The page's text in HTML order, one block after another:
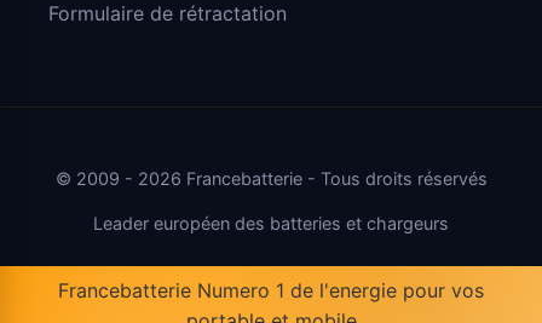
Formulaire de rétractation
© 2009 - 2026 Francebatterie - Tous droits réservés
Leader européen des batteries et chargeurs
Francebatterie Numero 1 de l'energie pour vos